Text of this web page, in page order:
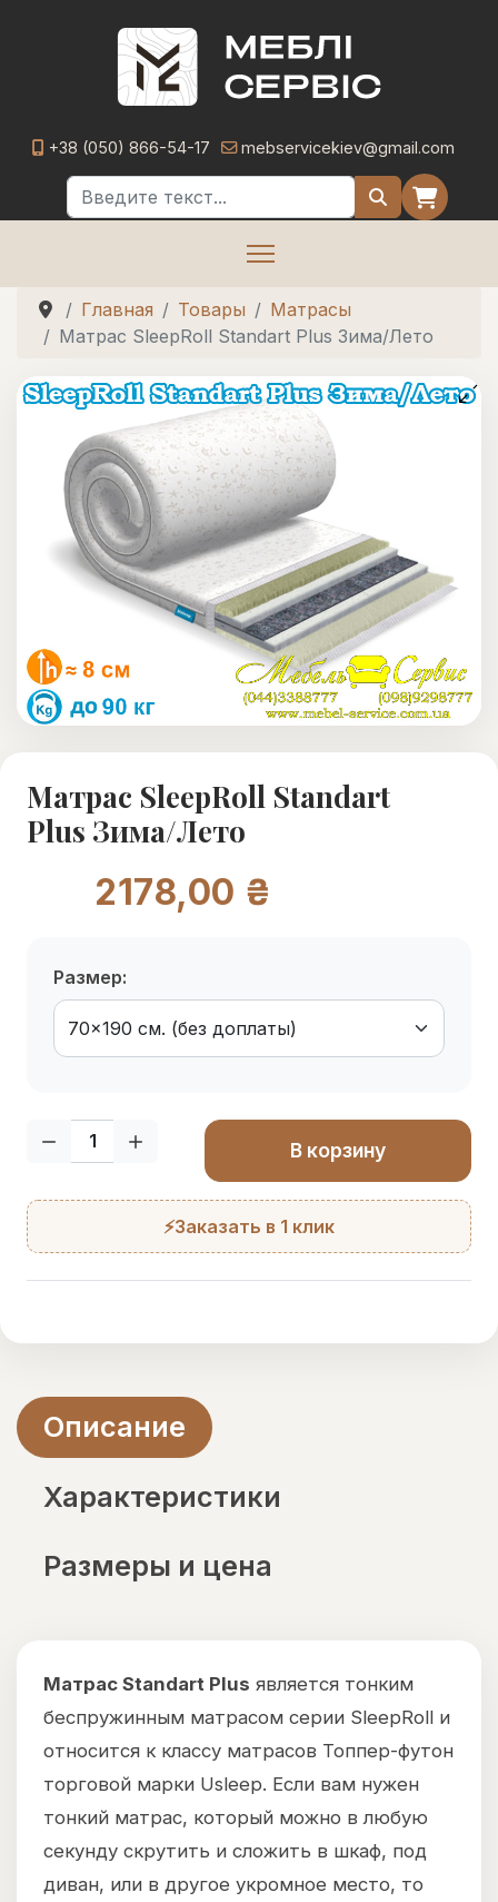
+38 (050) 866-54-17 mebservicekiev@gmail.com
Поиск
Главная Товары
Матрасы
Матрас SleepRoll Standart Plus Зима/Лето
Матрас SleepRoll Standart
Plus Зима/Лето
2178,00 ₴
Размер:
Кол-во:
В корзину
⚡Заказать в 1 клик
Описание
Характеристики
Размеры и цена
Матрас Standart Plus является тонким
беспружинным матрасом серии SleepRoll и
относится к классу матрасов Топпер-футон
торговой марки Usleep. Если вам нужен
тонкий матрас, который можно в любую
секунду скрутить и сложить в шкаф, под
диван, или в другое укромное место, то